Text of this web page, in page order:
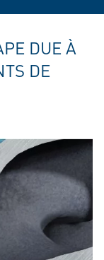
DUE À
DE